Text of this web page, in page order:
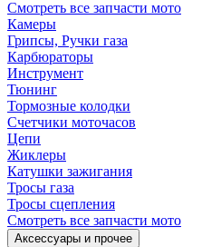
Смотреть все запчасти мото
Камеры
Грипсы, Ручки газа
Карбюраторы
Инструмент
Тюнинг
Тормозные колодки
Счетчики моточасов
Цепи
Жиклеры
Катушки зажигания
Тросы газа
Тросы сцепления
Смотреть все запчасти мото
Аксессуары и прочее